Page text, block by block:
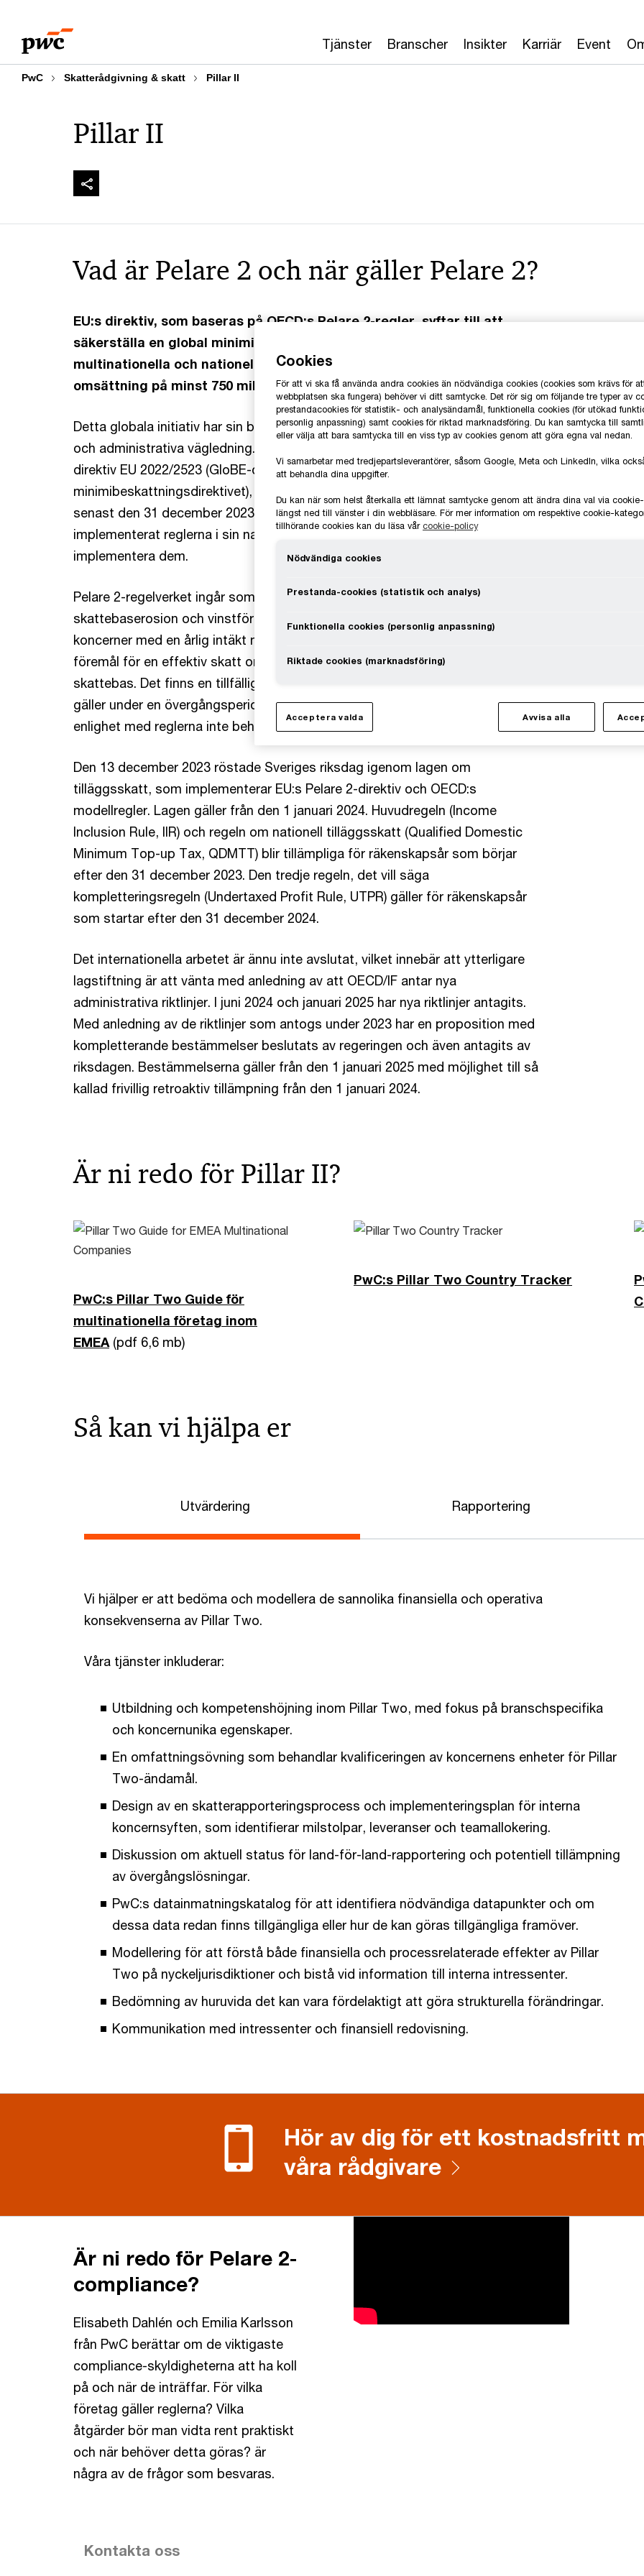
content
footer
Tjänster Branscher Insikter Karriär Event
PwC Skatterådgivning & skatt Pillar II
Pillar II
Vad är Pelare 2 och när gäller Pelare 2?
EU:s direktiv, som baseras på OECD:s Pelare 2-regler, syftar till att
säkerställa en global minimiskattenivå på minst 15 procent för
multinationella och nationella företagsgrupper med en sammanlagd
omsättning på minst 750 miljoner euro.
Detta globala initiativ har sin bakgrund i OECD/IF:s modellregler, kommentarer
och administrativa vägledning. EU:s medlemsländer har enhälligt antagit
direktiv EU 2022/2523 (GloBE-direktivet, även kallat
minimibeskattningsdirektivet), vilket kräver att medlemsländerna inför reglerna
senast den 31 december 2023. Många länder utanför EU har också
implementerat reglerna i sin nationella lagstiftning eller arbetar med att
implementera dem.
Pelare 2-regelverket ingår som ett led i arbetet med att bekämpa
skattebaserosion och vinstförflyttning (BEPS). Enligt bestämmelserna ska
koncerner med en årlig intäkt motsvarande minst 750 miljoner euro vara
föremål för en effektiv skatt om minst 15 procent på en särskilt definierad
skattebas. Det finns en tillfällig förenklingsregel (safe harbour-regel) som
gäller under en övergångsperiod och innebär att fullständiga beräkningar i
enlighet med reglerna inte behöver göras.
Den 13 december 2023 röstade Sveriges riksdag igenom lagen om
tilläggsskatt, som implementerar EU:s Pelare 2-direktiv och OECD:s
modellregler. Lagen gäller från den 1 januari 2024. Huvudregeln (Income
Inclusion Rule, IIR) och regeln om nationell tilläggsskatt (Qualified Domestic
Minimum Top-up Tax, QDMTT) blir tillämpliga för räkenskapsår som börjar
efter den 31 december 2023. Den tredje regeln, det vill säga
kompletteringsregeln (Undertaxed Profit Rule, UTPR) gäller för räkenskapsår
som startar efter den 31 december 2024.
Det internationella arbetet är ännu inte avslutat, vilket innebär att ytterligare
lagstiftning är att vänta med anledning av att OECD/IF antar nya
administrativa riktlinjer. I juni 2024 och januari 2025 har nya riktlinjer antagits.
Med anledning av de riktlinjer som antogs under 2023 har en proposition med
kompletterande bestämmelser beslutats av regeringen och även antagits av
riksdagen. Bestämmelserna gäller från den 1 januari 2025 med möjlighet till så
kallad frivillig retroaktiv tillämpning från den 1 januari 2024.
Är ni redo för Pillar II?
PwC:s Pillar Two Guide för
multinationella företag inom
EMEA (pdf 6,6 mb)
PwC:s Pillar Two Country Tracker
Så kan vi hjälpa er
Utvärdering Rapportering
Vi hjälper er att bedöma och modellera de sannolika finansiella och operativa
konsekvenserna av Pillar Two.
Våra tjänster inkluderar:
Utbildning och kompetenshöjning inom Pillar Two, med fokus på branschspecifika
och koncernunika egenskaper.
En omfattningsövning som behandlar kvalificeringen av koncernens enheter för Pillar
Two-ändamål.
Design av en skatterapporteringsprocess och implementeringsplan för interna
koncernsyften, som identifierar milstolpar, leveranser och teamallokering.
Diskussion om aktuell status för land-för-land-rapportering och potentiell tillämpning
av övergångslösningar.
PwC:s datainmatningskatalog för att identifiera nödvändiga datapunkter och om
dessa data redan finns tillgängliga eller hur de kan göras tillgängliga framöver.
Modellering för att förstå både finansiella och processrelaterade effekter av Pillar
Two på nyckeljurisdiktioner och bistå vid information till interna intressenter.
Bedömning av huruvida det kan vara fördelaktigt att göra strukturella förändringar.
Kommunikation med intressenter och finansiell redovisning.
Hör av dig för ett kostnadsfritt
våra rådgivare
Är ni redo för Pelare 2-
compliance?
Elisabeth Dahlén och Emilia Karlsson
från PwC berättar om de viktigaste
compliance-skyldigheterna att ha koll
på och när de inträffar. För vilka
företag gäller reglerna? Vilka
åtgärder bör man vidta rent praktiskt
och när behöver detta göras? är
några av de frågor som besvaras.
Kontakta oss
Cookies
För att vi ska få använda andra cookies än nödvändiga cookies (cookies som krävs för
webbplatsen ska fungera) behöver vi ditt samtycke. Det rör sig om följande tre typer av
prestandacookies för statistik- och analysändamål, funktionella cookies (för utökad
personlig anpassning) samt cookies för riktad marknadsföring. Du kan samtycka till
eller välja att bara samtycka till en viss typ av cookies genom att göra egna val nedan.
Vi samarbetar med tredjepartsleverantörer, såsom Google, Meta och LinkedIn, vilka
att behandla dina uppgifter.
Du kan när som helst återkalla ett lämnat samtycke genom att ändra dina val via
längst ned till vänster i din webbläsare. För mer information om respektive cookie-
tillhörande cookies kan du läsa vår cookie-policy
Nödvändiga cookies
Prestanda-cookies (statistik och analys)
Funktionella cookies (personlig anpassning)
Riktade cookies (marknadsföring)
Acceptera valda Avvisa alla